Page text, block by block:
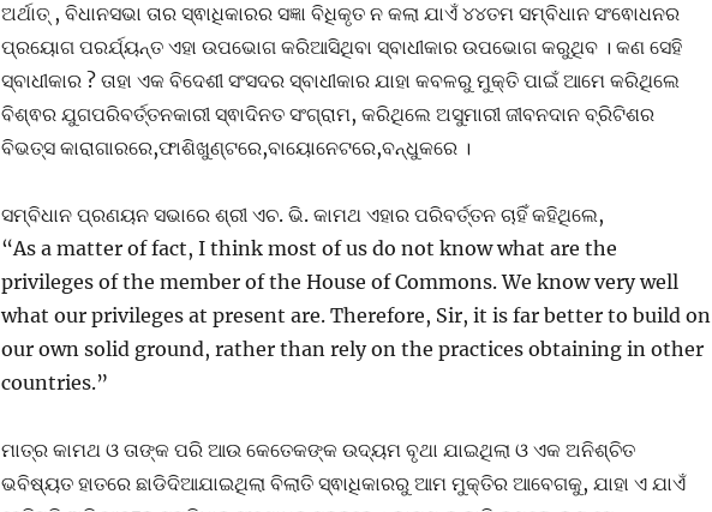
ଅର୍ଥାତ୍ , ବିଧାନସଭା ତାର ସ୍ଵାଧିକାରର ସଜ୍ଞା ବିଧିକୃତ ନ କଲା ଯାଏଁ ୪୪ତମ ସମ୍ବିଧାନ ସଂଵୋଧନର
ପ୍ରୟୋଗ ପରର୍ଯ୍ୟନ୍ତ ଏହା ଉପଭୋଗ କରିଆସିଥିବା ସ୍ବାଧୀକାର ଉପଭୋଗ କରୁଥିବ । କଣ ସେହି
ସ୍ବାଧୀକାର ? ତାହା ଏକ ବିଦେଶୀ ସଂସଦର ସ୍ବାଧୀକାର ଯାହା କବଳରୁ ମୁକ୍ତି ପାଇଁ ଆମେ କରିଥିଲେ
ବିଶ୍ଵର ଯୁଗପରିବର୍ତ୍ତନକାରୀ ସ୍ଵାଦିନତ ସଂଗ୍ରାମ, କରିଥିଲେ ଅସୁମାରୀ ଜୀବନଦାନ ବ୍ରିଟିଶର
ବିଭତ୍ସ କାରାଗାରରେ,ଫାଶିଖୁଣ୍ଟରେ,ବାୟୋନେଟରେ,ବନ୍ଧୁକରେ ।
ସମ୍ବିଧାନ ପ୍ରଣୟନ ସଭାରେ ଶ୍ରୀ ଏଚ. ଭି. କାମଥ ଏହାର ପରିବର୍ତ୍ତନ ଚାହିଁ କହିଥିଲେ,
“As a matter of fact, I think most of us do not know what are the
privileges of the member of the House of Commons. We know very well
what our privileges at present are. Therefore, Sir, it is far better to build on
our own solid ground, rather than rely on the practices obtaining in other
countries.”
ମାତ୍ର କାମଥ ଓ ତାଙ୍କ ପରି ଆଉ କେତେକଙ୍କ ଉଦ୍ୟମ ବୃଥା ଯାଇଥିଲା ଓ ଏକ ଅନିଶ୍ଚିତ
ଭବିଷ୍ୟତ ହାତରେ ଛାଡିଦିଆଯାଇଥିଲା ବିଲାତି ସ୍ଵାଧିକାରରୁ ଆମ ମୁକ୍ତିର ଆବେଗକୁ, ଯାହା ଏ ଯାଏଁ